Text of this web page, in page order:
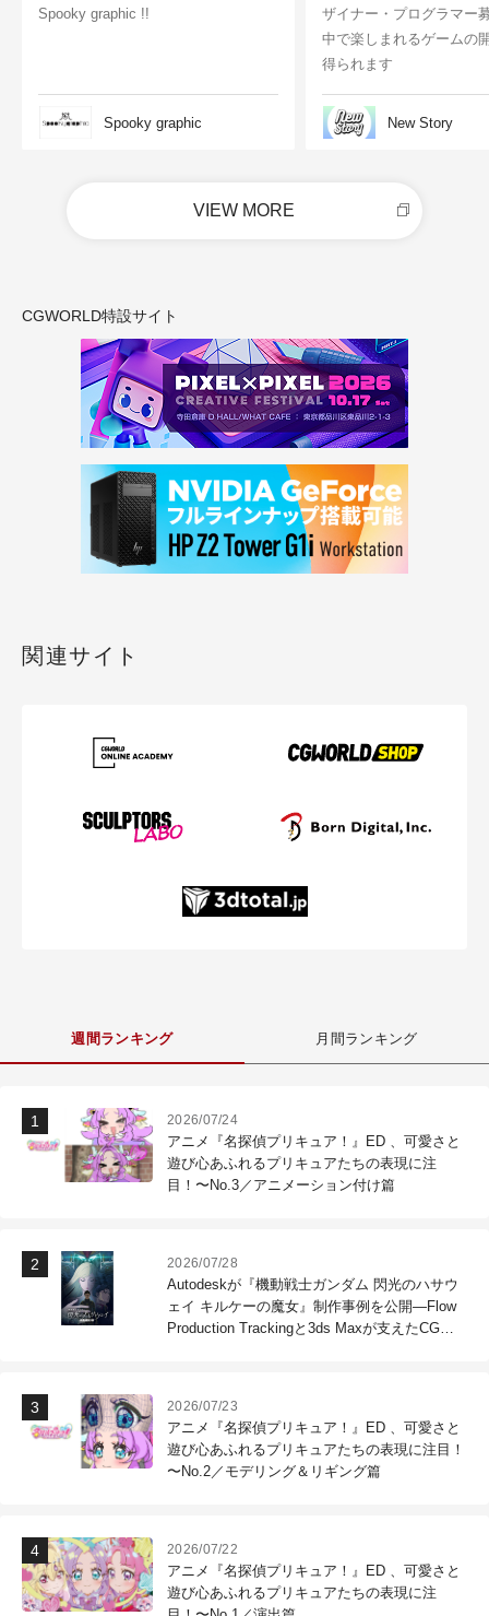
Spooky graphic !!
Spooky graphic
ザイナー・プログラマー
中で楽しまれるゲームの
得られます
New Story
VIEW MORE
CGWORLD特設サイト
関連サイト
週間ランキング 月間ランキング
2026/07/24
アニメ『名探偵プリキュア！』ED 、可愛さと
遊び心あふれるプリキュアたちの表現に注
目！〜No.3／アニメーション付け篇
2026/07/28
Autodeskが『機動戦士ガンダム 閃光のハサウ
ェイ キルケーの魔女』制作事例を公開―Flow
Production Trackingと3ds Maxが支えたCG制
2026/07/23
アニメ『名探偵プリキュア！』ED 、可愛さと
遊び心あふれるプリキュアたちの表現に注目！
〜No.2／モデリング＆リギング篇
2026/07/22
アニメ『名探偵プリキュア！』ED 、可愛さと
遊び心あふれるプリキュアたちの表現に注